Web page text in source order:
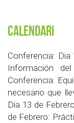
Calendari
Conferencia:
Información
Conferencia:
necesario que
Dia 13 de
de Febrero: